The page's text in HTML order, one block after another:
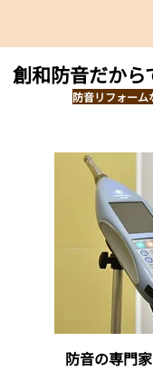
創和防音だから
防音リフォーム
防音の専門